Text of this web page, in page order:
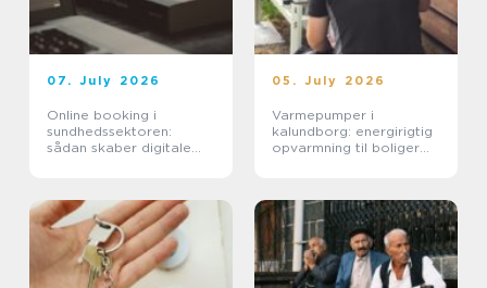
07. July 2026
Online booking i
sundhedssektoren:
sådan skaber digitale
05. July 2026
Varmepumper i
kalundborg: energirigtig
opvarmning til boliger